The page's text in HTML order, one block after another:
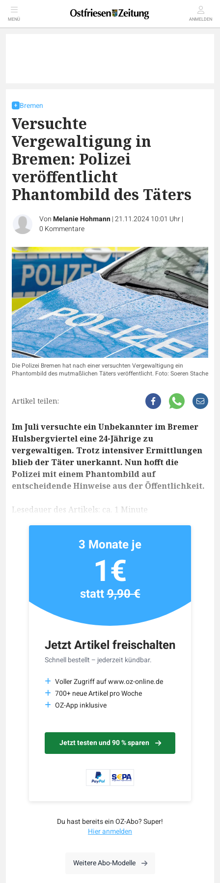
MENÜ ANMELDEN
Bremen
Versuchte
Vergewaltigung in
Bremen: Polizei
veröffentlicht
Phantombild des Täters
VonMelanie Hohmann|21.11.2024 10:01 Uhr|
0 Kommentare
Die Polizei Bremen hat nach einer versuchten Vergewaltigung ein
Phantombild des mutmaßlichen Täters veröffentlicht. Foto: Soeren Stache
Artikel teilen:
Im Juli versuchte ein Unbekannter im Bremer
Hulsbergviertel eine 24-Jährige zu
vergewaltigen. Trotz intensiver Ermittlungen
blieb der Täter unerkannt. Nun hofft die
Polizei mit einem Phantombild auf
entscheidende Hinweise aus der Öffentlichkeit.
Lesedauer des Artikels: ca. 1 Minute
Jetzt Artikel freischalten
Schnell bestellt – jederzeit kündbar.
Voller Zugriff auf www.oz-online.de
700+ neue Artikel pro Woche
OZ-App inklusive
Jetzt testen und 90 % sparen
3 Monate je
1€
statt9,90 €
Du hast bereits ein OZ-Abo? Super!
Hier anmelden
Weitere Abo-Modelle